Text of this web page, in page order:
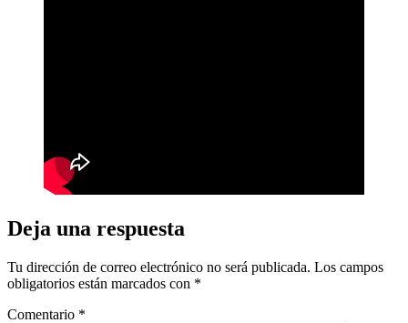
Deja una respuesta
Tu dirección de correo electrónico no será publicada. Los campos
obligatorios están marcados con *
Comentario *